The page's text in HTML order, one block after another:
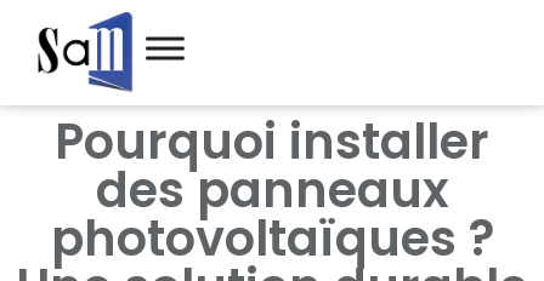
Pourquoi installer
des panneaux
photovoltaïques ?